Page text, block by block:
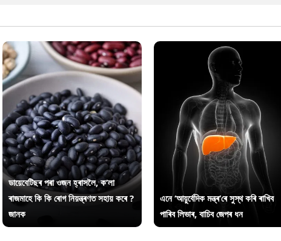
ডায়েবেটিছৰ পৰা ওজন হ্ৰাসলৈ, ক’লা
ৰাজমাহে কি কি ৰোগ নিয়ন্ত্ৰণত সহায় কৰে ?
জানক
এনে ‘আয়ুৰ্বেদিক মন্ত্ৰ’ৰে সুস্থ কৰি ৰাখিব
পাৰিব লিভাৰ, বাচিব জেপৰ ধন